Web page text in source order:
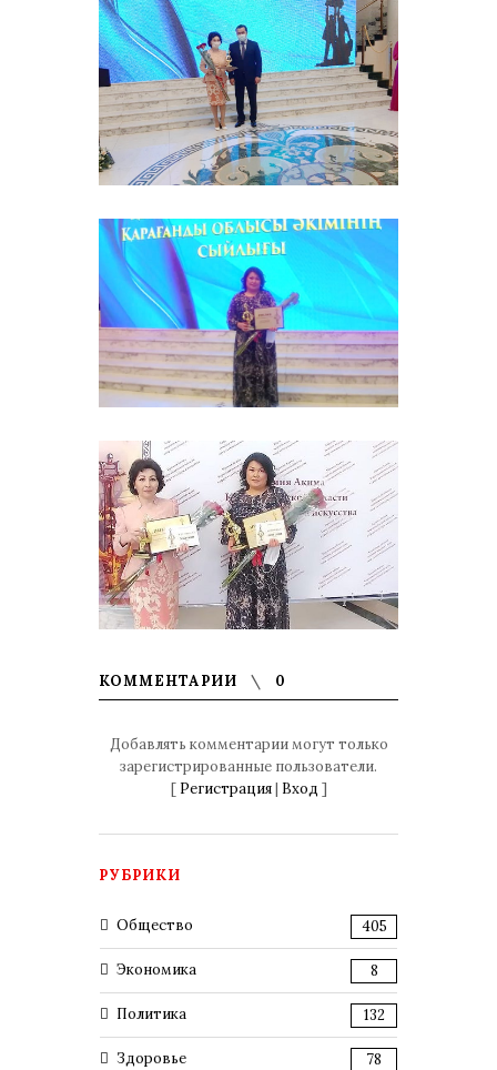
КОММЕНТАРИИ 0
Добавлять комментарии могут только
зарегистрированные пользователи.
[ Регистрация| Вход ]
РУБРИКИ
Общество 405
Экономика 8
Политика 132
Здоровье 78